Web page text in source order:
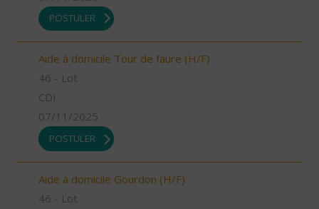
POSTULER
Aide à domicile Tour de faure (H/F)
46 - Lot
CDI
07/11/2025
POSTULER
Aide à domicile Gourdon (H/F)
46 - Lot